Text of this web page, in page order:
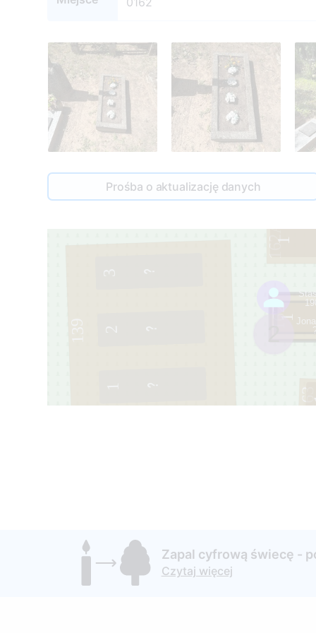
Prośba o aktualizację danych
139
162
163
162A
1
1
Zapal cyfrową świecę -
Czytaj więcej